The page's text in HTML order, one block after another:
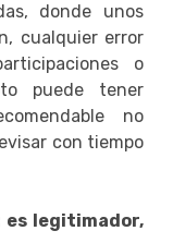
donde unos
cualquier error
o
puede tener
no
con tiempo
es legitimador,